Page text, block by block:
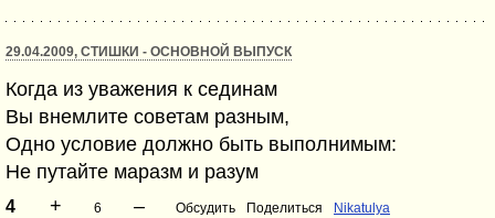
29.04.2009, СТИШКИ - ОСНОВНОЙ ВЫПУСК
Когда из уважения к сединам
Вы внемлите советам разным,
Одно условие должно быть выполнимым:
Не путайте маразм и разум
4 + 6 – Обсудить Поделиться Nikatulya